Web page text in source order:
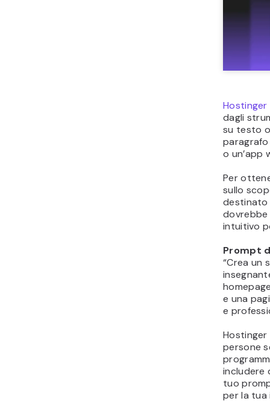
Hostinger
dagli
su testo
o un’app
Per
sullo
destinato
dovrebbe
intuitivo
Prompt
“Crea un
e una
e
persone
includere
tuo
per la tua